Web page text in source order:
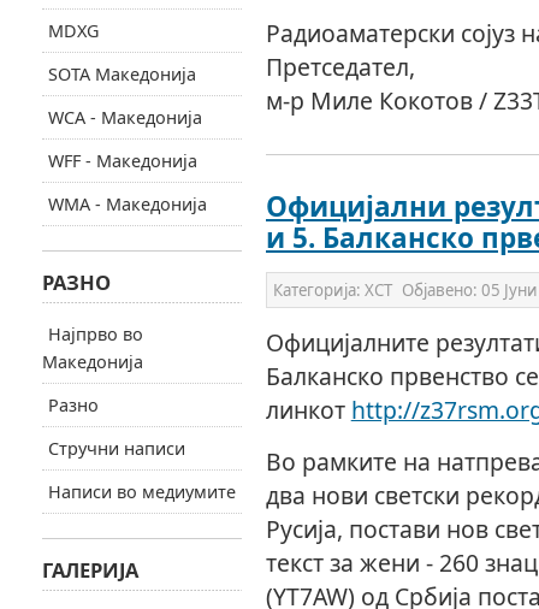
Радиоаматерски сојуз
Претседател,
м-р Миле Кокотов /
Официјални
и 5. Балканско
Категорија: ХСТ Објавено: 05
Официјалните
Балканско првенство
линкот http://
Во рамките на
два нови светски
Русија, постави нов
текст за жени - 260
(YT7AW) од Србија
MDXG
SOTA Македонија
WCA - Македонија
WFF - Македонија
WMA - Македонија
РАЗНО
Најпрво во
Македонија
Разно
Стручни написи
Написи во медиумите
ГАЛЕРИЈА